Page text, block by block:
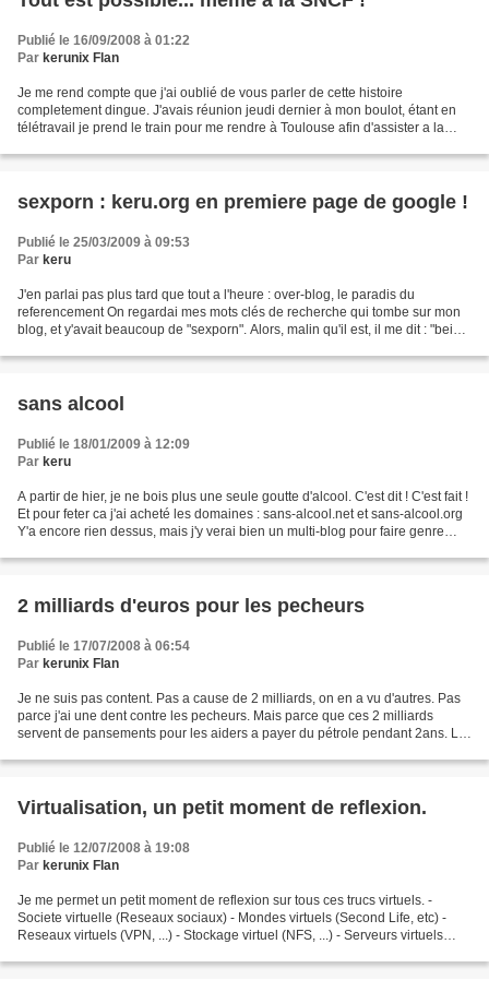
Publié le 16/09/2008 à 01:22
Par kerunix Flan
Je me rend compte que j'ai oublié de vous parler de cette histoire
completement dingue. J'avais réunion jeudi dernier à mon boulot, étant en
télétravail je prend le train pour me rendre à Toulouse afin d'assister a la
sexporn : keru.org en premiere page de google !
Publié le 25/03/2009 à 09:53
Par keru
J'en parlai pas plus tard que tout a l'heure : over-blog, le paradis du
referencement On regardai mes mots clés de recherche qui tombe sur mon
blog, et y'avait beaucoup de "sexporn". Alors, malin qu'il est, il me dit : "bein
sans alcool
Publié le 18/01/2009 à 12:09
Par keru
A partir de hier, je ne bois plus une seule goutte d'alcool. C'est dit ! C'est fait !
Et pour feter ca j'ai acheté les domaines : sans-alcool.net et sans-alcool.org
Y'a encore rien dessus, mais j'y verai bien un multi-blog pour faire genre
2 milliards d'euros pour les pecheurs
Publié le 17/07/2008 à 06:54
Par kerunix Flan
Je ne suis pas content. Pas a cause de 2 milliards, on en a vu d'autres. Pas
parce j'ai une dent contre les pecheurs. Mais parce que ces 2 milliards
servent de pansements pour les aiders a payer du pétrole pendant 2ans. La
Virtualisation, un petit moment de reflexion.
Publié le 12/07/2008 à 19:08
Par kerunix Flan
Je me permet un petit moment de reflexion sur tous ces trucs virtuels. -
Societe virtuelle (Reseaux sociaux) - Mondes virtuels (Second Life, etc) -
Reseaux virtuels (VPN, ...) - Stockage virtuel (NFS, ...) - Serveurs virtuels